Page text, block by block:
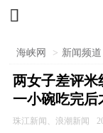

海峡网 > 新闻频道
两女子差评米
一小碗吃完后
珠江新闻、浪潮新闻